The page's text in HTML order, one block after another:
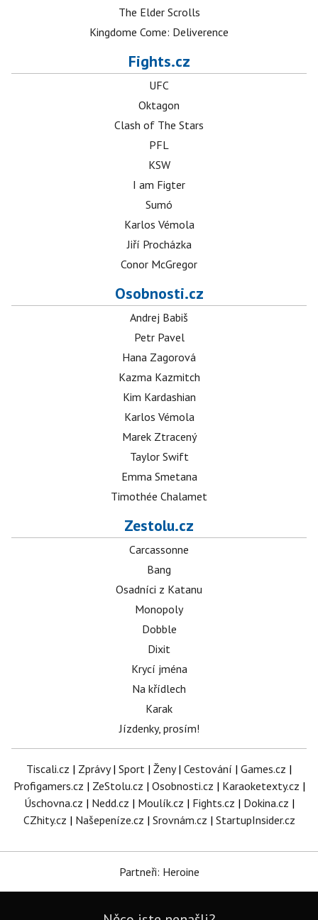
The Elder Scrolls
Kingdome Come: Deliverence
Fights.cz
UFC
Oktagon
Clash of The Stars
PFL
KSW
I am Figter
Sumó
Karlos Vémola
Jiří Procházka
Conor McGregor
Osobnosti.cz
Andrej Babiš
Petr Pavel
Hana Zagorová
Kazma Kazmitch
Kim Kardashian
Karlos Vémola
Marek Ztracený
Taylor Swift
Emma Smetana
Timothée Chalamet
Zestolu.cz
Carcassonne
Bang
Osadníci z Katanu
Monopoly
Dobble
Dixit
Krycí jména
Na křídlech
Karak
Jízdenky, prosím!
Tiscali.cz | Zprávy| Sport | Ženy| Cestování | Games.cz |
Profigamers.cz | ZeStolu.cz | Osobnosti.cz | Karaoketexty.cz |
Úschovna.cz | Nedd.cz | Moulík.cz | Fights.cz | Dokina.cz |
CZhity.cz | Našepeníze.cz | Srovnám.cz | StartupInsider.cz
Partneři: Heroine